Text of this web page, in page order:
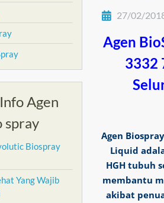
27/02/
Agen
3332
Agen
Liquid
HGH tubuh
membantu
akibat
Agen
spray
Biospray
Yang Wajib